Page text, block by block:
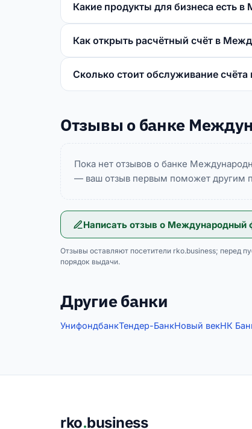
Какие продукты для бизнеса есть
Как открыть расчётный счёт в
Сколько стоит обслуживание
Отзывы о банке
Пока нет отзывов о банке
— ваш отзыв первым поможет другим
Написать отзыв о Международный
Отзывы оставляют посетители rko.business; перед
порядок выдачи.
Другие банки
УнифондбанкТендер-БанкНовый векНК
Подвал сайта
rko.business